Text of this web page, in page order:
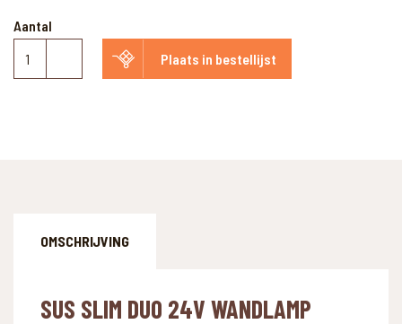
Aantal
Sus
Slim
Plaats in bestellijst
OMSCHRIJVING
SUS SLIM DUO 24V WANDLAMP